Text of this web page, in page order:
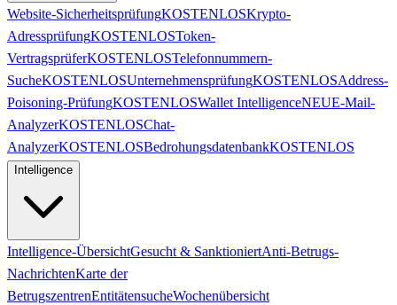
Website-SicherheitsprüfungKOSTENLOSKrypto-
AdressprüfungKOSTENLOSToken-
VertragsprüferKOSTENLOSTelefonnummern-
SucheKOSTENLOSUnternehmensprüfungKOSTENLOSAddress-
Poisoning-PrüfungKOSTENLOSWallet IntelligenceNEUE-Mail-
AnalyzerKOSTENLOSChat-
AnalyzerKOSTENLOSBedrohungsdatenbankKOSTENLOS
Intelligence
Intelligence-ÜbersichtGesucht & SanktioniertAnti-Betrugs-
NachrichtenKarte der
BetrugszentrenEntitätensucheWochenübersicht